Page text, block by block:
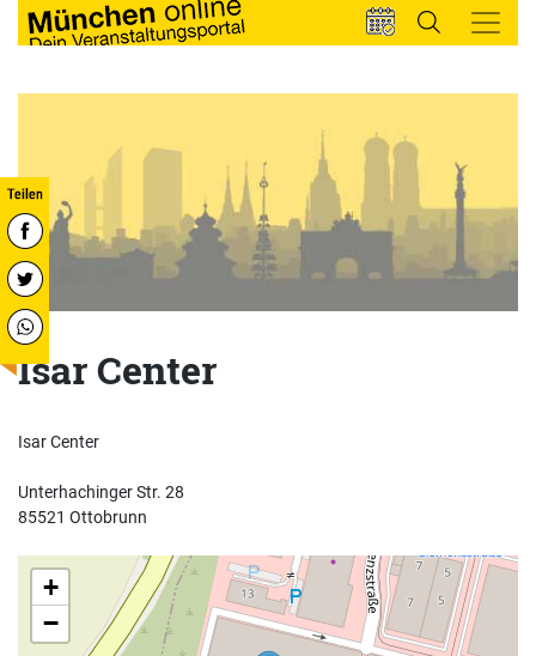
Isar Center
Isar Center
Unterhachinger Str. 28
85521 Ottobrunn
+
−